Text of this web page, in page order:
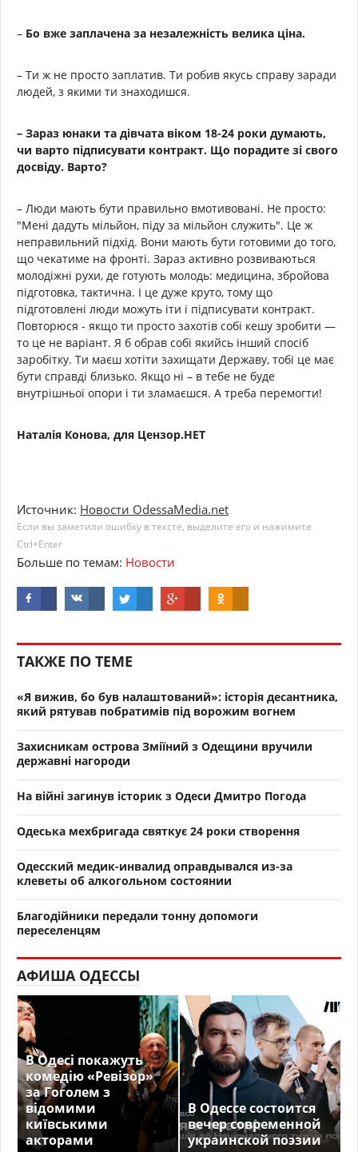
– Бо вже заплачена за незалежність велика ціна.
– Ти ж не просто заплатив. Ти робив якусь справу заради
людей, з якими ти знаходишся.
– Зараз юнаки та дівчата віком 18-24 роки думають,
чи варто підписувати контракт. Що порадите зі свого
досвіду. Варто?
– Люди мають бути правильно вмотивовані. Не просто:
"Мені дадуть мільйон, піду за мільйон служить". Це ж
неправильний підхід. Вони мають бути готовими до того,
що чекатиме на фронті. Зараз активно розвиваються
молодіжні рухи, де готують молодь: медицина, збройова
підготовка, тактична. І це дуже круто, тому що
підготовлені люди можуть іти і підписувати контракт.
Повторюся - якщо ти просто захотів собі кешу зробити —
то це не варіант. Я б обрав собі якийсь інший спосіб
заробітку. Ти маєш хотіти захищати Державу, тобі це має
бути справді близько. Якщо ні – в тебе не буде
внутрішньої опори і ти зламаєшся. А треба перемогти!
Наталія Конова, для Цензор.НЕТ
Источник: Новости OdessaMedia.net
Если вы заметили ошибку в тексте, выделите его и нажимите
Ctrl+Enter
Больше по темам: Новости
ТАКЖЕ ПО ТЕМЕ
«Я вижив, бо був налаштований»: історія десантника,
який рятував побратимів під ворожим вогнем
Захисникам острова Зміїний з Одещини вручили
державні нагороди
На війні загинув історик з Одеси Дмитро Погода
Одеська мехбригада святкує 24 роки створення
Одесский медик-инвалид оправдывался из-за
клеветы об алкогольном состоянии
Благодійники передали тонну допомоги
переселенцям
АФИША ОДЕССЫ
В Одесі покажуть
комедію «Ревізор»
за Гоголем з
відомими
київськими
акторами
В Одессе состоится
вечер современной
украинской поэзии